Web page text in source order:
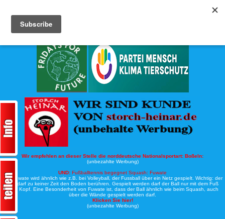
Wir empfehlen an dieser Stelle die norddeutsche Nationalsportart: Boßeln:
(unbezahlte Werbung)
UND: Fußballtennis begegnet Squash: Fuwate
Bei Fuwate wird ähnlich wie z.B. bei Volleyball, der Fussball über ein Netz gespielt. Wichtig: der
Ball darf zu keiner Zeit den Boden berühren. Gespielt werden darf der Ball nur mit dem Fuß
oder Kopf. Eine Besonderheit von Fuwate ist, dass der Ball ähnlich wie beim Squash, auch
über die Wände gespielt werden darf.
Klicken Sie hier!
(unbezahlte Werbung)